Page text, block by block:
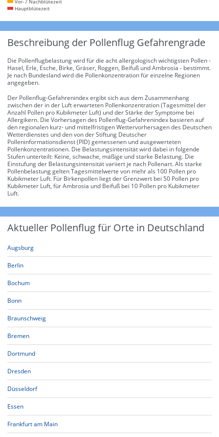
Hauptblütezeit
Beschreibung der Pollenflug Gefahrengrade
Die Pollenflugbelastung wird für die acht allergologisch wichtigsten Pollen -
Hasel, Erle, Esche, Birke, Gräser, Roggen, Beifuß und Ambrosia - bestimmt.
Je nach Bundesland wird die Pollenkonzentration für einzelne Regionen
angegeben.
Der Pollenflug-Gefahrenindex ergibt sich aus dem Zusammenhang
zwischen der in der Luft erwarteten Pollenkonzentration (Tagesmittel der
Anzahl Pollen pro Kubikmeter Luft) und der Stärke der Symptome bei
Allergikern. Die Vorhersagen des Pollenflug-Gefahrenindex basieren auf
den regionalen kurz- und mittelfristigen Wettervorhersagen des Deutschen
Wetterdienstes und den von der Stiftung Deutscher
Polleninformationsdienst (PID) gemessenen und ausgewerteten
Pollenkonzentrationen. Die Belastungsintensität wird dabei in folgende
Stufen unterteilt: Keine, schwache, mäßige und starke Belastung. Die
Einstufung der Belastungsintensität variiert je nach Pollenart. Als starke
Pollenbelastung gelten Tagesmittelwerte von mehr als 100 Pollen pro
Kubikmeter Luft. Für Birkenpollen liegt der Grenzwert bei 50 Pollen pro
Kubikmeter Luft, für Ambrosia und Beifuß bei 10 Pollen pro Kubikmeter
Luft.
Aktueller Pollenflug für Orte in Deutschland
Augsburg
Berlin
Bochum
Bonn
Braunschweig
Bremen
Dortmund
Dresden
Düsseldorf
Essen
Frankfurt am Main